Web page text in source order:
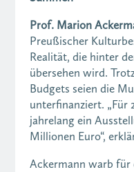
Prof. Marion
Preußischer
Realität, die hinter
übersehen wird.
Budgets seien die
unterfinanziert. „Für
jahrelang ein
Millionen Euro“,
Ackermann warb für